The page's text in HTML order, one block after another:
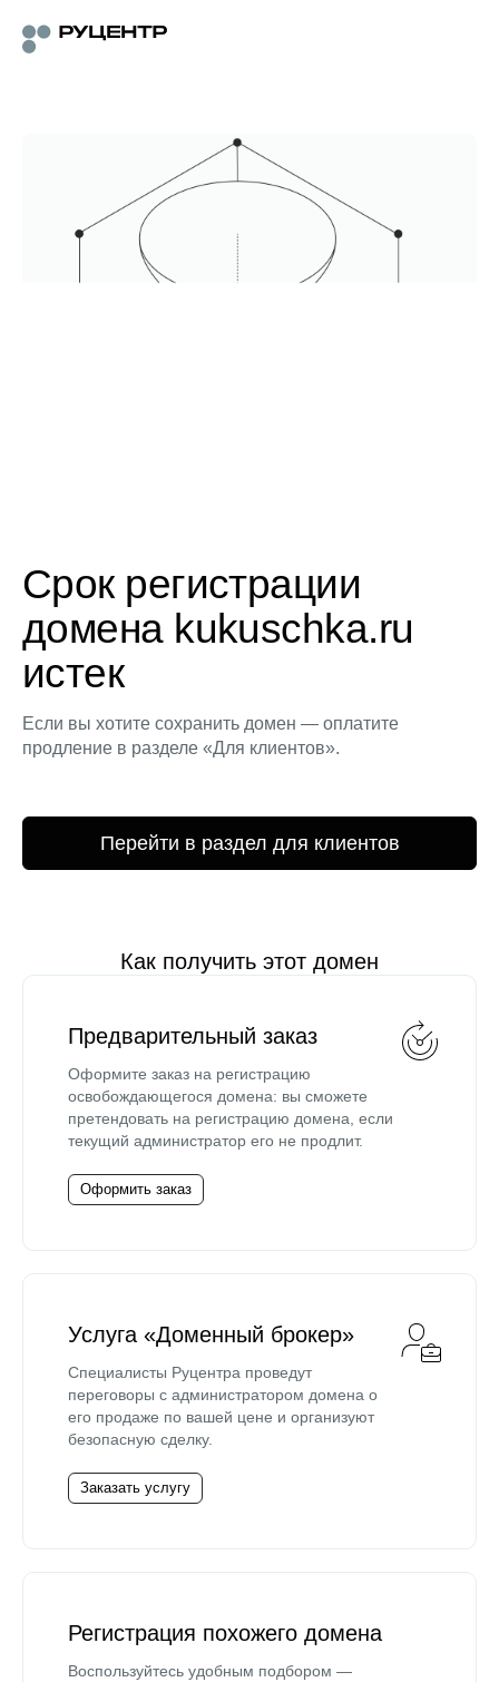
Срок регистрации
домена kukuschka.ru
истек
Если вы хотите сохранить домен — оплатите
продление в разделе «Для клиентов».
Перейти в раздел для клиентов
Как получить этот домен
Предварительный заказ
Оформите заказ на регистрацию
освобождающегося домена: вы сможете
претендовать на регистрацию домена, если
текущий администратор его не продлит.
Оформить заказ
Услуга «Доменный брокер»
Специалисты Руцентра проведут
переговоры с администратором домена о
его продаже по вашей цене и организуют
безопасную сделку.
Заказать услугу
Регистрация похожего домена
Воспользуйтесь удобным подбором —